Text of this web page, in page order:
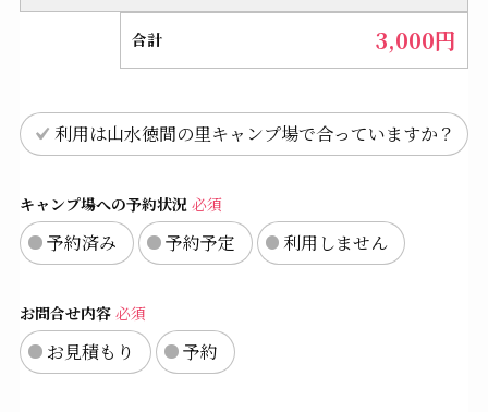
合計 3,000円
利用は山水徳間の里キャンプ場で合っていますか？
キャンプ場への予約状況 必須
予約済み 予約予定 利用しません
お問合せ内容 必須
お見積もり 予約